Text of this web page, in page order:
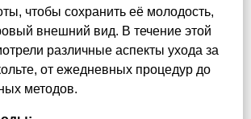
чтобы сохранить её молодость,
внешний вид. В течение этой
различные аспекты ухода за
от ежедневных процедур до
методов.